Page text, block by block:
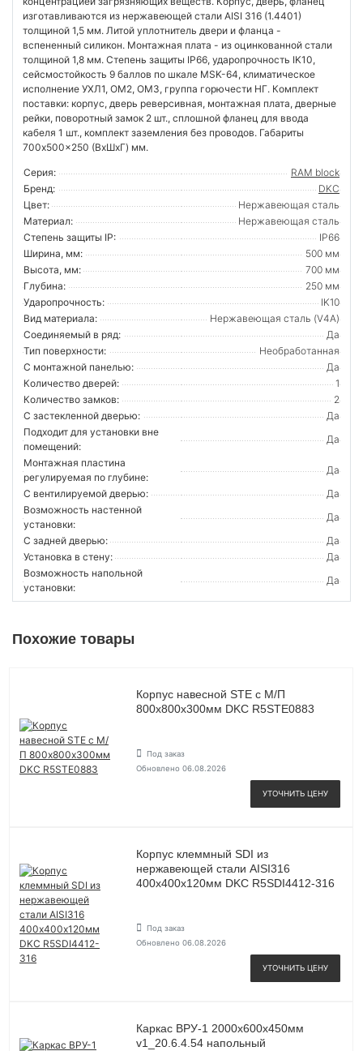
изготавливаются из нержавеющей стали AISI 316 (1.4401)
толщиной 1,5 мм. Литой уплотнитель двери и фланца -
вспененный силикон. Монтажная плата - из оцинкованной стали
толщиной 1,8 мм. Степень защиты IP66, ударопрочность IK10,
сейсмостойкость 9 баллов по шкале MSK-64, климатическое
исполнение УХЛ1, ОМ2, ОМ3, группа горючести НГ. Комплект
поставки: корпус, дверь реверсивная, монтажная плата, дверные
рейки, поворотный замок 2 шт., сплошной фланец для ввода
кабеля 1 шт., комплект заземления без проводов. Габариты
700x500x250 (ВхШхГ) мм.
Серия:
RAM block
Бренд:
DKC
Цвет:
Нержавеющая сталь
Материал:
Нержавеющая сталь
Степень защиты IP:
IP66
Ширина, мм:
500 мм
Высота, мм:
700 мм
Глубина:
250 мм
Ударопрочность:
IK10
Вид материала:
Нержавеющая сталь (V4A)
Соединяемый в ряд:
Да
Тип поверхности:
Необработанная
С монтажной панелью:
Да
Количество дверей:
1
Количество замков:
2
С застекленной дверью:
Да
Подходит для установки вне
помещений:
Да
Монтажная пластина
регулируемая по глубине:
Да
С вентилируемой дверью:
Да
Возможность настенной
установки:
Да
С задней дверью:
Да
Установка в стену:
Да
Возможность напольной
установки:
Да
Похожие товары
Корпус навесной STE с М/П
800х800х300мм DKC R5STE0883
Под заказ
Обновлено 06.08.2026
УТОЧНИТЬ ЦЕНУ
Корпус клеммный SDI из
нержавеющей стали AISI316
400х400х120мм DKC R5SDI4412-316
Под заказ
Обновлено 06.08.2026
УТОЧНИТЬ ЦЕНУ
Каркас ВРУ-1 2000х600х450мм
v1_20.6.4.54 напольный